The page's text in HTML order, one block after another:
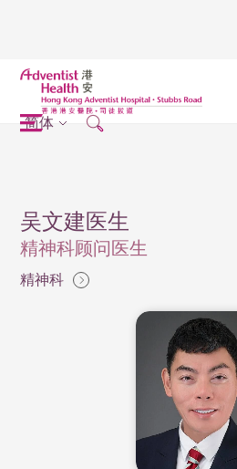
简体
吴文建医生
精神科顾问医生
精神科